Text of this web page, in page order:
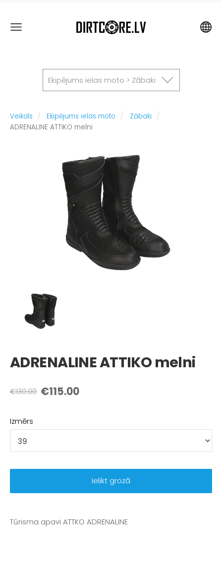
Ekipējums ielas moto > Zābaki
Veikals Ekipējums ielas moto
Zābaki
ADRENALINE ATTIKO melni
ADRENALINE ATTIKO melni
€130.00 €115.00
Izmērs
Ielikt grozā
Tūrisma apavi ATTKO ADRENALINE